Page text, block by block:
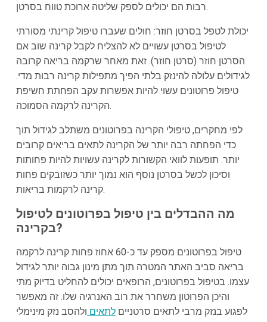
רבות הם יכולים לספק שליטה ארוכת טווח בסרטן.
יכולת לטפל בסרטן חוזר: חולים שעברו טיפול קרינתי מסורתי
לטיפול בסרטן עשויים לא להצליח לקבל קרינה שוב אם
הסרטן חוזר (סרטן חוזר). זאת מאחר שרקמה בריאה קרובה
לגידולים עלולה להינזק בלתי הפיך מתפילות קרינה רבות מדי.
טיפול פרוטונים עשוי להיות אפשרות עקב הפחתת חשיפת
הקרינה לרקמה הסמוכה.
לפי מחקרים, טיפולי הקרינה בפרוטונים משתלב לגידול תוך
כדי הפחתה רבה יותר של הקרינה לתאים בריאים קרובים
יותר. תופעות לוואי הקשורות לקרינה עשויות להיות פחותות
וסיכון לכשל בסרטן נוסף הוא נמוך יותר כשזובקים פחות
קרינה לרקמות בריאות.
מה ההבדלים בין טיפול בפרוטונים לטיפול
בקרינה?
טיפול בפרוטונים מספק עד כ-60 אחוז פחות קרינה לרקמה
בריאה סביב האתר המטרה תוך מתן מינון גבוה יותר לגידול
עצמו. בטיפול בפרוטונים, הרופאים יכולים להחליט בדיוק מתי
והיכן הפרוטון משחרר את רוב האנרגיה שלו. זה מאפשר
לפגוע בנזק מרבי לתאים סרטנייםלתאים ולהסב נזק מינימלי